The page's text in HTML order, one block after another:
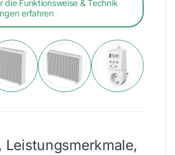
die Funktionsweise & Technik
erfahren
Leistungsmerkmale,